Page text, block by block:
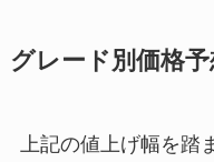
グレード別価格
上記の値上げ幅を踏